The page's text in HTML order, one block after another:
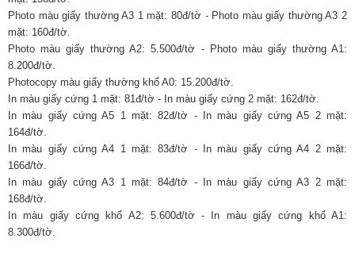
Photo màu giấy thường A3 1 mặt: 80đ/tờ - Photo màu giấy thường A3 2
mặt: 160đ/tờ.
Photo màu giấy thường A2: 5.500đ/tờ - Photo màu giấy thường A1:
8.200đ/tờ.
Photocopy màu giấy thường khổ A0: 15.200đ/tờ.
In màu giấy cứng 1 mặt: 81đ/tờ - In màu giấy cứng 2 mặt: 162đ/tờ.
In màu giấy cứng A5 1 mặt: 82đ/tờ - In màu giấy cứng A5 2 mặt:
164đ/tờ.
In màu giấy cứng A4 1 mặt: 83đ/tờ - In màu giấy cứng A4 2 mặt:
166đ/tờ.
In màu giấy cứng A3 1 mặt: 84đ/tờ - In màu giấy cứng A3 2 mặt:
168đ/tờ.
In màu giấy cứng khổ A2: 5.600đ/tờ - In màu giấy cứng khổ A1:
8.300đ/tờ.